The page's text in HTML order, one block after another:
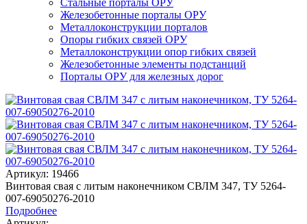
Железобетонные порталы ОРУ
Металлоконструкции порталов
Опоры гибких связей ОРУ
Металлоконструкции опор гибких связей
Железобетонные элементы подстанций
Порталы ОРУ для железных дорог
Артикул: 19466
Винтовая свая с литым наконечником СВЛМ 347, ТУ 5264-
007-69050276-2010
Подробнее